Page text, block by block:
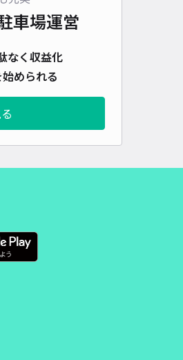
車場運営
なく収益化
められる